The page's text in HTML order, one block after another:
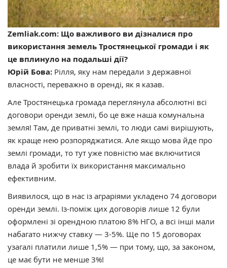
Zemliak.com: Що важливого ви дізналися про
використання земель Тростянецької громади і як
це вплинуло на подальші дії?
Юрій Бова: Рілля, яку нам передали з державної
власності, переважно в оренді, як я казав.
Але Тростянецька громада переглянула абсолютні всі
договори оренди землі, бо це вже наша комунальна
земля! Там, де приватні землі, то люди самі вирішують,
як краще нею розпоряджатися. Але якщо мова йде про
землі громади, то тут уже повністю має включитися
влада й зробити їх використання максимально
ефективним.
Виявилося, що в нас із аграріями укладено 74 договори
оренди землі. Із-поміж цих договорів лише 12 були
оформлені зі орендною платою 8% НГО, а всі інші мали
набагато нижчу ставку — 3-5%. Ще по 15 договорах
узагалі платили лише 1,5% — при тому, що, за законом,
це має бути не менше 3%!